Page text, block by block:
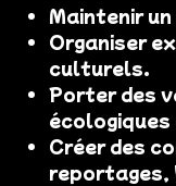
Maintenir
Organiser
culturels.
Porter des
Créer des
reportages,